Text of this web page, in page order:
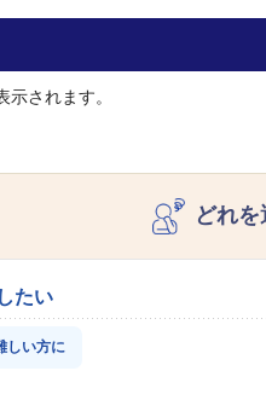
されます。
どれを
たい
しい方に